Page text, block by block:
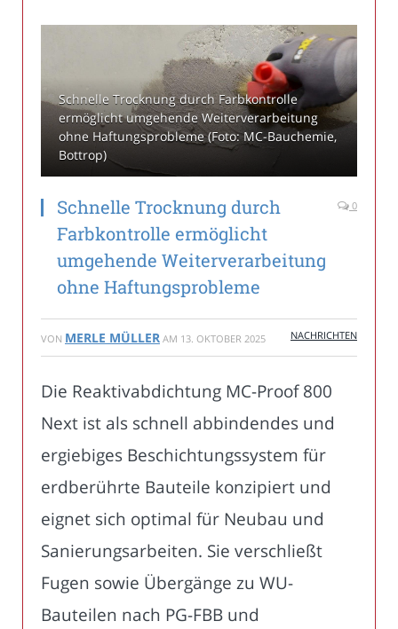
Schnelle Trocknung durch Farbkontrolle
ermöglicht umgehende Weiterverarbeitung
ohne Haftungsprobleme (Foto: MC-Bauchemie,
Bottrop)
Schnelle Trocknung durch
Farbkontrolle ermöglicht
umgehende Weiterverarbeitung
ohne Haftungsprobleme
0
VON MERLE MÜLLER AM 13. OKTOBER 2025 NACHRICHTEN
Die Reaktivabdichtung MC-Proof 800
Next ist als schnell abbindendes und
ergiebiges Beschichtungssystem für
erdberührte Bauteile konzipiert und
eignet sich optimal für Neubau und
Sanierungsarbeiten. Sie verschließt
Fugen sowie Übergänge zu WU-
Bauteilen nach PG-FBB und